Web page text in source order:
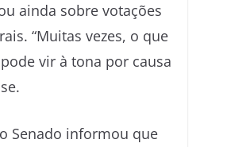
ainda sobre votações
“Muitas vezes, o que
vir à tona por causa
Senado informou que